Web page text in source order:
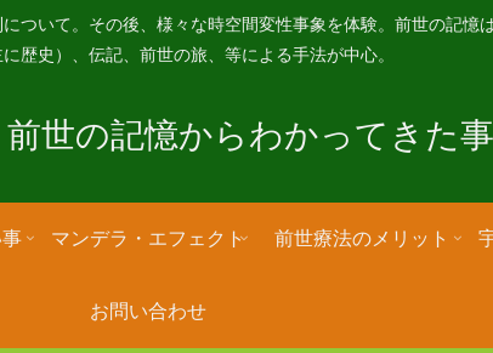
ついて。その後、様々な時空間変性事象を体験。前世の記憶
歴史）、伝記、前世の旅、等による手法が中心。
世の記憶からわかってきた事
マンデラ・エフェクト 前世療法のメリット
お問い合わせ